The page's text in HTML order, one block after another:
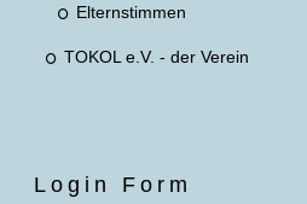
Elternstimmen
TOKOL e.V. - der Verein
Login Form